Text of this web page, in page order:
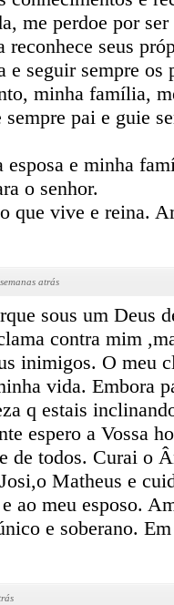
me perdoe por ser
reconhece seus
e seguir sempre os
minha família,
pai e guie
esposa e minha
o senhor.
que vive e reina.
atrás
sous um Deus
contra mim
inimigos. O meu
vida. Embora
q estais
espero a Vossa
de todos. Curai o
Matheus e
ao meu esposo.
e soberano.